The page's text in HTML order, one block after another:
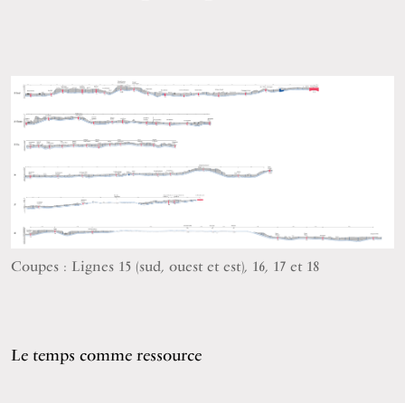
Coupes : Lignes 15 (sud, ouest et est), 16, 17 et 18
Le temps comme ressource